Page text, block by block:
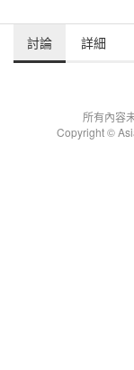
討論 詳細
所有內容
Copyright ©